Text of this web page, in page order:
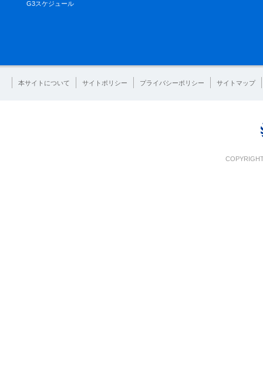
G3スケジュール
本サイトについて サイトポリシー プライバシーポリシー サイトマップ